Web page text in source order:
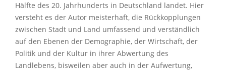
Hälfte des 20. Jahrhunderts in Deutschland landet. Hier
versteht es der Autor meisterhaft, die Rückkopplungen
zwischen Stadt und Land umfassend und verständlich
auf den Ebenen der Demographie, der Wirtschaft, der
Politik und der Kultur in ihrer Abwertung des
Landlebens, bisweilen aber auch in der Aufwertung,